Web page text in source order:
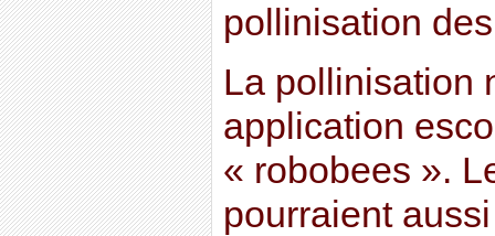
pollinisation
La pollinisation
application
« robobees ».
pourraient